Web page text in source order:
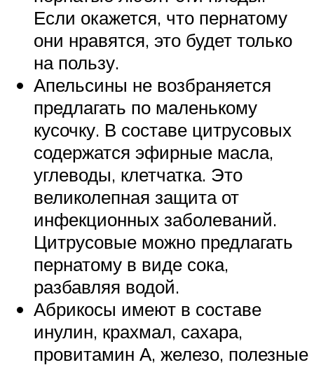
Если окажется, что пернатому
они нравятся, это будет только
на пользу.
Апельсины не возбраняется
предлагать по маленькому
кусочку. В составе цитрусовых
содержатся эфирные масла,
углеводы, клетчатка. Это
великолепная защита от
инфекционных заболеваний.
Цитрусовые можно предлагать
пернатому в виде сока,
разбавляя водой.
Абрикосы имеют в составе
инулин, крахмал, сахара,
провитамин А, железо, полезные